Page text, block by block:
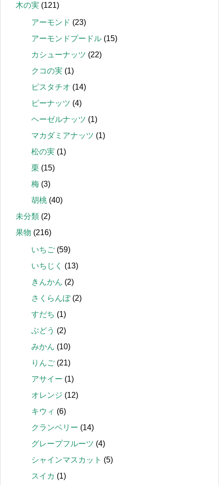
木の実 (121)
アーモンド (23)
アーモンドプードル (15)
カシューナッツ (22)
クコの実 (1)
ピスタチオ (14)
ピーナッツ (4)
ヘーゼルナッツ (1)
マカダミアナッツ (1)
松の実 (1)
栗 (15)
梅 (3)
胡桃 (40)
未分類 (2)
果物 (216)
いちご (59)
いちじく
(13)
きんかん (2)
さくらんぼ(2)
すだち (1)
ぶどう (2)
みかん (10)
りんご (21)
アサイー (1)
オレンジ (12)
キウィ (6)
クランベリー (14)
グレープフルーツ (4)
シャインマスカット (5)
スイカ (1)